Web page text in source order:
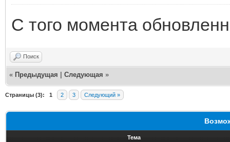
С того момента
Поиск
« Предыдущая Следующая »
Страницы (3): 1 2 3 Следующий »
Тема